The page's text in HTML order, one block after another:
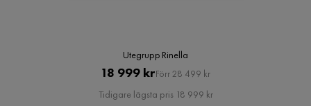
Utegrupp Rinella
Pris
18 999 krOriginal
Pris
Förr 28 499 kr
Tidigare lägsta pris 18 999 kr